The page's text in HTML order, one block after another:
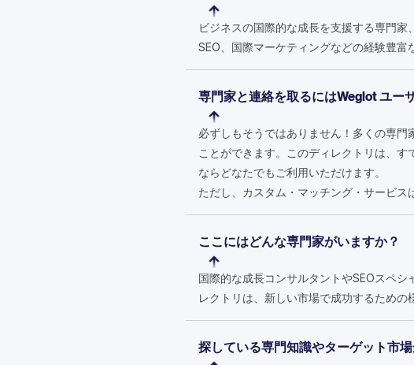
ビジネスの国際的な成長を支援する専門
SEO、国際マーケティングなどの経験豊富
専門家と連絡を取るにはWeglot ユー
必ずしもそうではありません！多くの専
ことができます。このディレクトリは、
ならどなたでもご利用いただけます。
ただし、カスタム・マッチング・サービス
ここにはどんな専門家がいますか？
国際的な成長コンサルタントやSEOスペ
レクトリは、新しい市場で成功するための
探している専門知識やターゲット市